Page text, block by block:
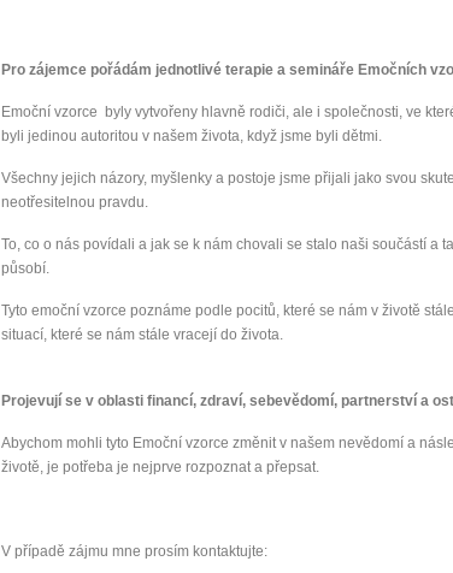
Pro zájemce pořádám jednotlivé terapie a semináře Emočních
Emoční vzorce byly vytvořeny hlavně rodiči, ale i společnosti, ve
byli jedinou autoritou v našem života, když jsme byli dětmi.
Všechny jejich názory, myšlenky a postoje jsme přijali jako svou
neotřesitelnou pravdu.
To, co o nás povídali a jak se k nám chovali se stalo naši součástí a
působí.
Tyto emoční vzorce poznáme podle pocitů, které se nám v životě
situací, které se nám stále vracejí do života.
Projevují se v oblasti financí, zdraví, sebevědomí, partnerství a
Abychom mohli tyto Emoční vzorce změnit v našem nevědomí a
životě, je potřeba je nejprve rozpoznat a přepsat.
V případě zájmu mne prosím kontaktujte: